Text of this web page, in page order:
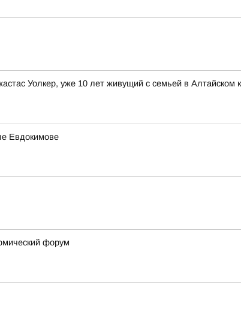
Уолкер, уже 10 лет живущий с семьей в Алтайском
Евдокимове
форум